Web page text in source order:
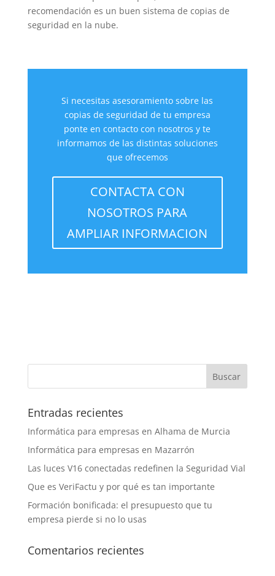
recomendación es un buen sistema de copias de
seguridad en la nube.
Si necesitas asesoramiento sobre las
copias de seguridad de tu empresa
ponte en contacto con nosotros y te
informamos de las distintas soluciones
que ofrecemos
CONTACTA CON
NOSOTROS PARA
AMPLIAR INFORMACION
Entradas recientes
Informática para empresas en Alhama de Murcia
Informática para empresas en Mazarrón
Las luces V16 conectadas redefinen la Seguridad Vial
Que es VeriFactu y por qué es tan importante
Formación bonificada: el presupuesto que tu
empresa pierde si no lo usas
Comentarios recientes